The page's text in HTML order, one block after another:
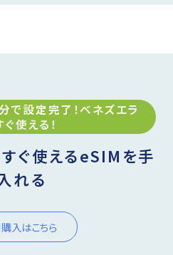
で設定完了！ベネズエラ
使える！
ぐ使えるeSIMを手
れる
入はこちら